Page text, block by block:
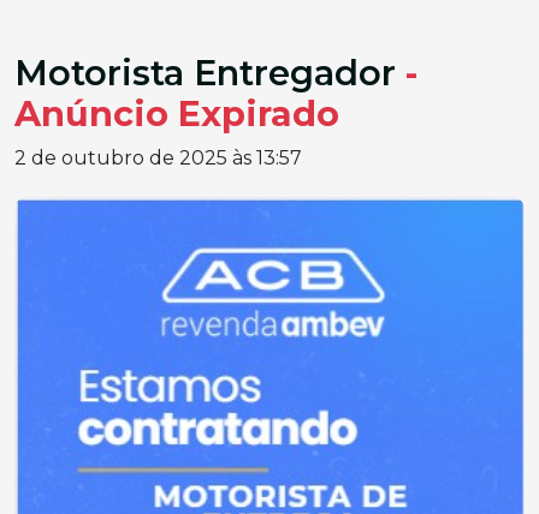
Motorista Entregador -
Anúncio Expirado
2 de outubro de 2025 às 13:57